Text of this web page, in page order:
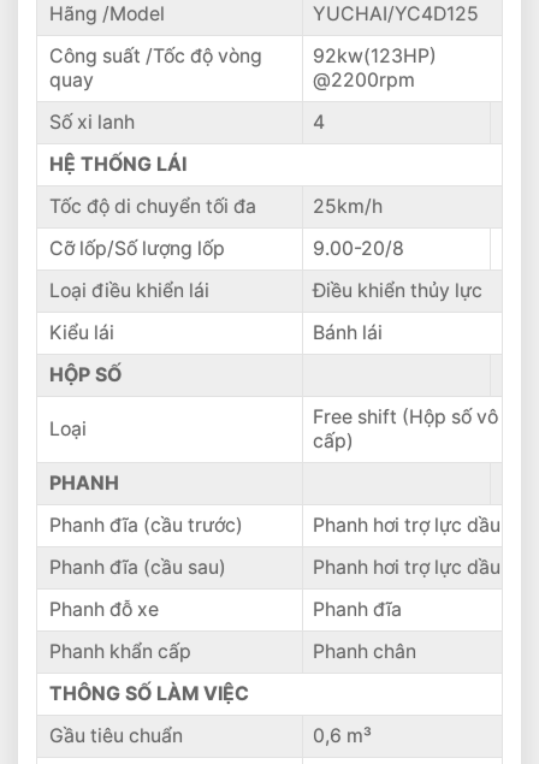
Hãng /Model
YUCHAI/YC4D125
Công suất /Tốc độ vòng
quay
92kw(123HP)
@2200rpm
Số xi lanh
4
HỆ THỐNG LÁI
Tốc độ di chuyển tối đa
25km/h
Cỡ lốp/Số lượng lốp
9.00-20/8
Loại điều khiển lái
Điều khiển thủy lực
Kiểu lái
Bánh lái
HỘP SỐ
Loại
Free shift (Hộp số vô
cấp)
PHANH
Phanh đĩa (cầu trước)
Phanh hơi trợ lực dầu
Phanh đĩa (cầu sau)
Phanh hơi trợ lực dầu
Phanh đỗ xe
Phanh đĩa
Phanh khẩn cấp
Phanh chân
THÔNG SỐ LÀM VIỆC
Gầu tiêu chuẩn
0,6 m³